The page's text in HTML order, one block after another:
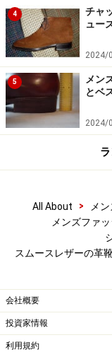
手順8
拭く前に1～2分程
して蝋分を固まら
たらします。別に
倍増させる秘密兵
クリームの場合
る」感覚で優し
クリームの主成分
の際の役割も扱い
4
チャ
ュー
2024/
5
メン
とベ
2024/
All About > メ
メンズファ
スムースレザーの革
会社概要
投資家情報
利用規約